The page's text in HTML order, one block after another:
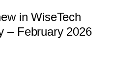
in WiseTech
– February 2026